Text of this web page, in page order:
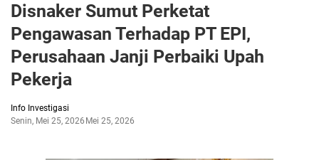
Disnaker Sumut Perketat
Pengawasan Terhadap PT EPI,
Perusahaan Janji Perbaiki Upah
Pekerja
Info Investigasi
Senin, Mei 25, 2026 Mei 25, 2026